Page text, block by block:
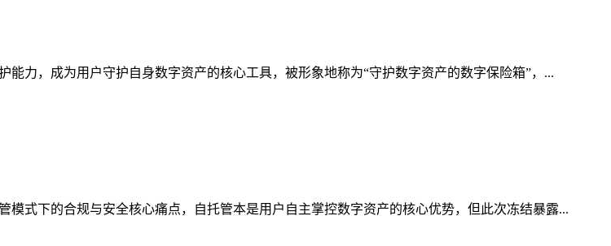
力，成为用户守护自身数字资产的核心工具，被形象地称为“守护数字资产的数字保险箱”，...
式下的合规与安全核心痛点，自托管本是用户自主掌控数字资产的核心优势，但此次冻结暴露...